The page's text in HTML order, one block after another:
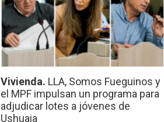
Vivienda. LLA, Somos Fueguinos y
el MPF impulsan un programa para
adjudicar lotes a jóvenes de
Ushuaia